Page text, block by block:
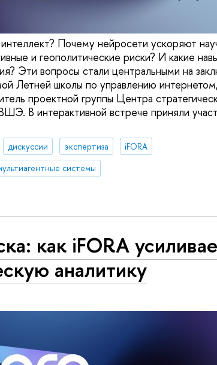
Почему нейросети ускоряют
и геополитические риски? И какие
Эти вопросы стали центральными на
Летней школы по управлению
проектной группы Центра
В интерактивной встрече приняли
дискуссии экспертиза
iFORA
системы
как iFORA
аналитику